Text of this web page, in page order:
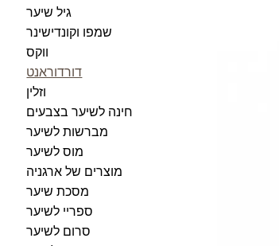
גיל שיער
שמפו וקונדישינר
ווקס
דורדוראנט
וזלין
חינה לשיער בצבעים
מברשות לשיער
מוס לשיער
מוצרים של ארגניה
מסכת שיער
ספריי לשיער
סרום לשיער